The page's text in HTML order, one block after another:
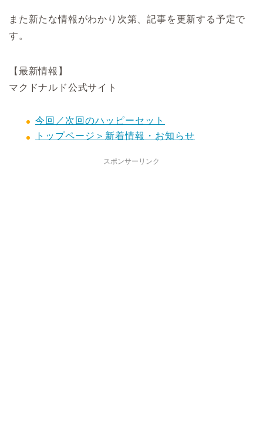
また新たな情報がわかり次第、記事を更新する予定で
す。
【最新情報】
マクドナルド公式サイト
今回／次回のハッピーセット
トップページ＞新着情報・お知らせ
スポンサーリンク